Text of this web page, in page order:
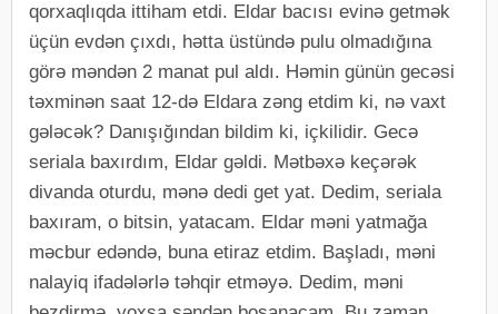
qorxaqlıqda ittiham etdi. Eldar bacısı evinə getmək
üçün evdən çıxdı, hətta üstündə pulu olmadığına
görə məndən 2 manat pul aldı. Həmin günün gecəsi
təxminən saat 12-də Eldara zəng etdim ki, nə vaxt
gələcək? Danışığından bildim ki, içkilidir. Gecə
seriala baxırdım, Eldar gəldi. Mətbəxə keçərək
divanda oturdu, mənə dedi get yat. Dedim, seriala
baxıram, o bitsin, yatacam. Eldar məni yatmağa
məcbur edəndə, buna etiraz etdim. Başladı, məni
nalayiq ifadələrlə təhqir etməyə. Dedim, məni